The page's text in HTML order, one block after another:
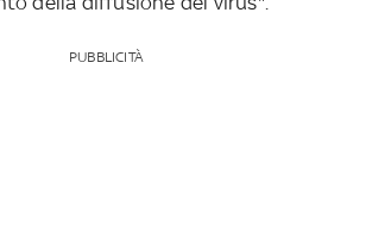
PUBBLICITÀ